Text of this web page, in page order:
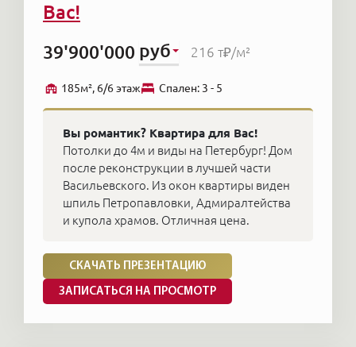
Вас!
39'900'000 руб 216 т₽/м²
185м², 6/6 этаж Cпален: 3 - 5
Вы романтик? Квартира для Вас!
Потолки до 4м и виды на Петербург! Дом
после реконструкции в лучшей части
Васильевского. Из окон квартиры виден
шпиль Петропавловки, Адмиралтейства
и купола храмов. Отличная цена.
СКАЧАТЬ ПРЕЗЕНТАЦИЮ
ЗАПИСАТЬСЯ НА ПРОСМОТР